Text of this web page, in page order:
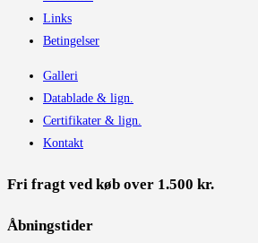
Links
Betingelser
Galleri
Datablade & lign.
Certifikater & lign.
Kontakt
Fri fragt ved køb over 1.500 kr.
Åbningstider​